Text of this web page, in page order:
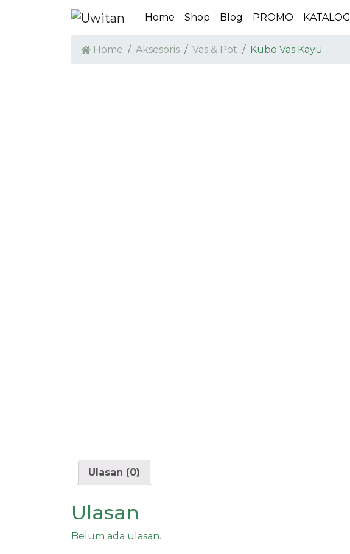
Home Shop Blog PROMO KATALOG
Home Aksesoris Vas & Pot Kubo Vas Kayu
Ulasan (0)
Ulasan
Belum ada ulasan.